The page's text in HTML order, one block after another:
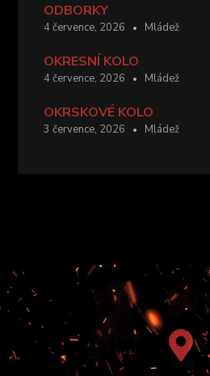
ODBORKY
4 července, 2026 Mládež
OKRESNÍ KOLO
4 července, 2026 Mládež
OKRSKOVÉ KOLO
3 července, 2026 Mládež